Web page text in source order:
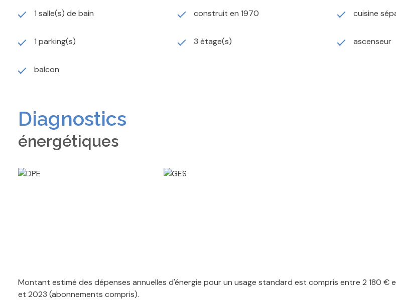
1 salle(s) de bain construit en 1970 cuisine
1 parking(s) 3 étage(s) ascenseur
balcon
Diagnostics
énergétiques
Montant estimé des dépenses annuelles d'énergie pour un usage standard est compris entre 2 180 €
et 2023 (abonnements compris).